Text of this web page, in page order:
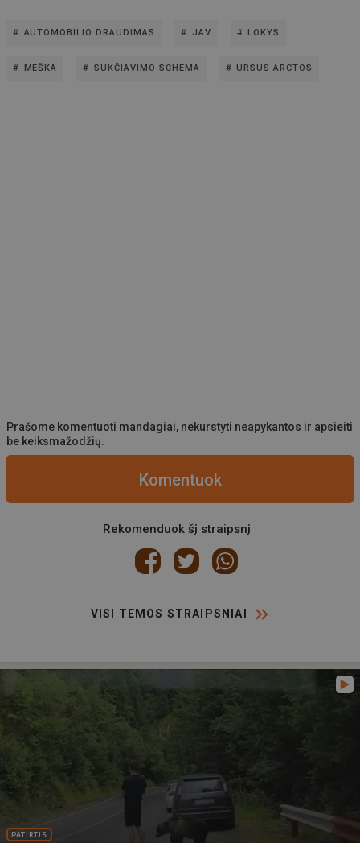
AUTOMOBILIO DRAUDIMAS JAV LOKYS
MEŠKA SUKČIAVIMO SCHEMA URSUS ARCTOS
Prašome komentuoti mandagiai, nekurstyti neapykantos ir apsieiti
be keiksmažodžių.
Komentuok
Rekomenduok šį straipsnį
VISI TEMOS STRAIPSNIAI
PATIRTIS